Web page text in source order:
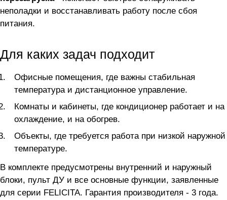
неполадки и восстанавливать работу после сбоя
питания.
Для каких задач подходит
Офисные помещения, где важны стабильная
температура и дистанционное управление.
Комнаты и кабинеты, где кондиционер работает и на
охлаждение, и на обогрев.
Объекты, где требуется работа при низкой наружной
температуре.
В комплекте предусмотрены внутренний и наружный
блоки, пульт ДУ и все основные функции, заявленные
для серии FELICITA. Гарантия производителя - 3 года.